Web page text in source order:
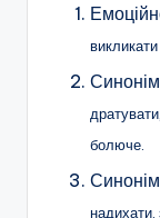
болюче.
надихати,